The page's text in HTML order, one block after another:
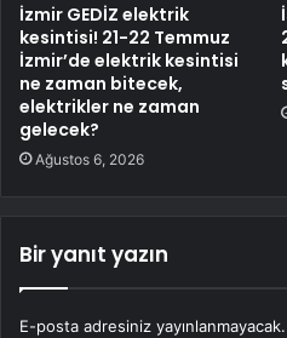
İzmir GEDİZ elektrik
kesintisi! 21-22 Temmuz
İzmir’de elektrik kesintisi
ne zaman bitecek,
elektrikler ne zaman
gelecek?
Ağustos 6, 2026
Bir yanıt yazın
E-posta adresiniz yayınlanmayacak.